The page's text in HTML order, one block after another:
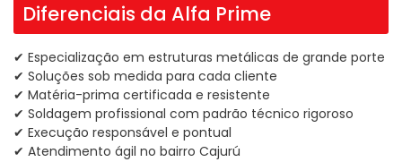
Diferenciais da Alfa Prime
✔ Especialização em estruturas metálicas de grande porte
✔ Soluções sob medida para cada cliente
✔ Matéria-prima certificada e resistente
✔ Soldagem profissional com padrão técnico rigoroso
✔ Execução responsável e pontual
✔ Atendimento ágil no bairro Cajurú